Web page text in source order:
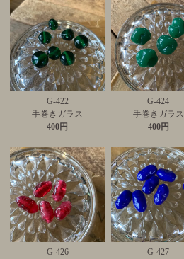
G-422
手巻きガラス
400円
G-424
手巻きガラス
400円
G-426
G-427